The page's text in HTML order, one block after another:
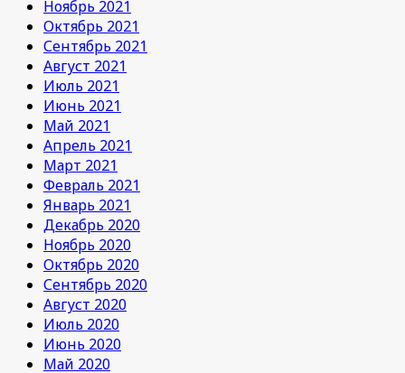
Ноябрь 2021
Октябрь 2021
Сентябрь 2021
Август 2021
Июль 2021
Июнь 2021
Май 2021
Апрель 2021
Март 2021
Февраль 2021
Январь 2021
Декабрь 2020
Ноябрь 2020
Октябрь 2020
Сентябрь 2020
Август 2020
Июль 2020
Июнь 2020
Май 2020